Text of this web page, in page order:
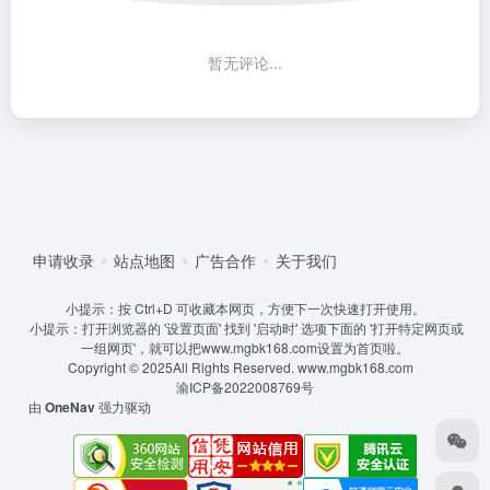
暂无评论...
申请收录 站点地图 广告合作 关于我们
小提示：按 Ctrl+D 可收藏本网页，方便下一次快速打开使用。
小提示：打开浏览器的 '设置页面' 找到 '启动时' 选项下面的 '打开特定网页或
一组网页'，就可以把www.mgbk168.com设置为首页啦。
Copyright © 2025All Rights Reserved. www.mgbk168.com
渝ICP备2022008769号
由 OneNav强力驱动